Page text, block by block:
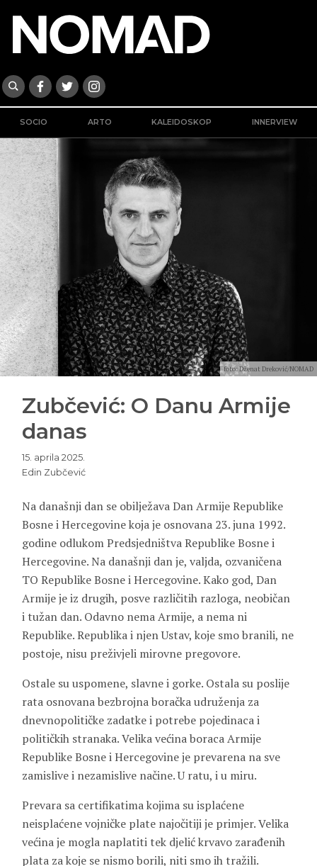
SOCIO ARTO KALEIDOSKOP INNERVIEW
foto: Dženat Dreković/NOMAD
Zubčević: O Danu Armije
danas
15. aprila 2025.
Edin Zubčević
Na današnji dan se obilježava Dan Armije Republike
Bosne i Hercegovine koja je osnovana 23. juna 1992.
godine odlukom Predsjedništva Republike Bosne i
Hercegovine. Na današnji dan je, valjda, ozvaničena
TO Republike Bosne i Hercegovine. Kako god, Dan
Armije je iz drugih, posve različitih razloga, neobičan
i tužan dan. Odavno nema Armije, a nema ni
Republike. Republika i njen Ustav, koje smo branili, ne
postoje, nisu preživjeli mirovne pregovore.
Ostale su uspomene, slavne i gorke. Ostala su poslije
rata osnovana bezbrojna boračka udruženja za
dnevnopolitičke zadatke i potrebe pojedinaca i
političkih stranaka. Velika većina boraca Armije
Republike Bosne i Hercegovine je prevarena na sve
zamislive i nezamislive načine. U ratu, i u miru.
Prevara sa certifikatima kojima su isplaćene
neisplaćene vojničke plate najočitiji je primjer. Velika
većina je mogla naplatiti tek djelić krvavo zarađenih
plata za koje se nismo borili, niti smo ih tražili.